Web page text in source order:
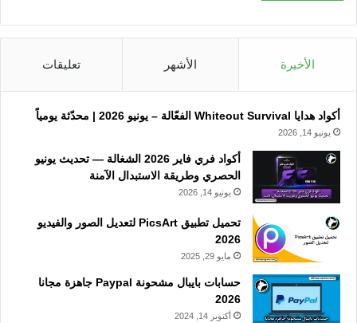
الأخيرة الأشهر تعليقات
أكواد هدايا Whiteout Survival الفعّالة – يونيو 2026 | محدّثة يومياً
يونيو 14, 2026
أكواد فري فاير 2026 الشغالة — تحديث يونيو
الحصري وطريقة الاستبدال الآمنة
يونيو 14, 2026
تحميل تطبيق PicsArt لتعديل الصور والفيديو
2026
مايو 29, 2025
حسابات بايبال مشحونة Paypal جاهزة مجانا
2026
أكتوبر 14, 2024